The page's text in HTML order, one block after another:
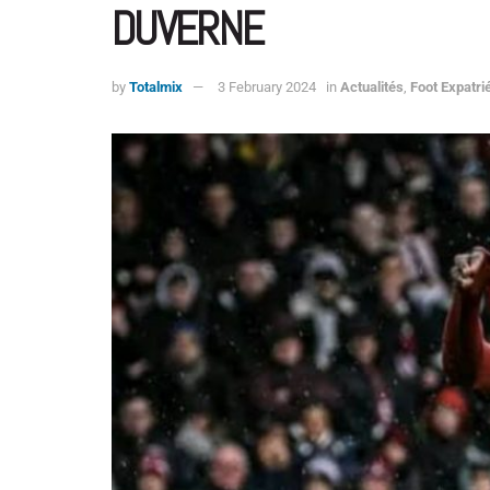
DUVERNE
by Totalmix 3 February 2024 in Actualités Foot